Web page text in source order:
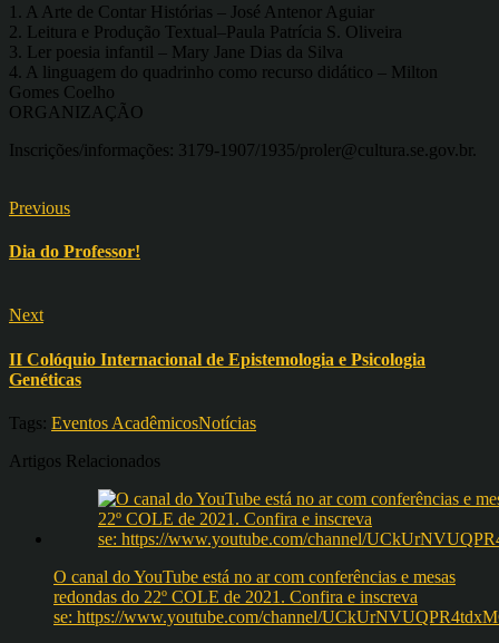
1. A Arte de Contar Histórias – José Antenor Aguiar
2. Leitura e Produção Textual–Paula Patrícia S. Oliveira
3. Ler poesia infantil – Mary Jane Dias da Silva
4. A linguagem do quadrinho como recurso didático – Milton
Gomes Coelho
ORGANIZAÇÃO
Inscrições/informações: 3179-1907/1935/proler@cultura.se.gov.br.
Previous
Dia do Professor!
Next
II Colóquio Internacional de Epistemologia e Psicologia
Genéticas
Tags: Eventos AcadêmicosNotícias
Artigos Relacionados
O canal do YouTube está no ar com conferências e mesas
redondas do 22º COLE de 2021. Confira e inscreva
se: https://www.youtube.com/channel/